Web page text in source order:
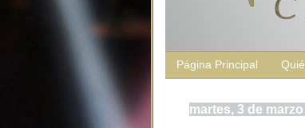
Página Principal
martes, 3 de